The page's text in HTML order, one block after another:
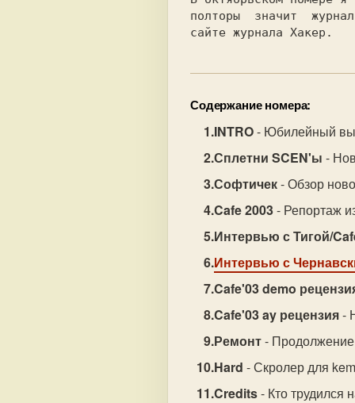
полторы  значит
сайте журнала Хакер.
Содержание номера:
INTRO- Юбилейный
Сплетни SCEN'ы -
Софтичек- Обзор
Cafe 2003- Репортаж
Интервью с Тигой/
Интервью с
Cafe'03 demo
Cafe'03 ay рецензия-
Ремонт-
Hard - Скролер для
Credits- Кто трудился